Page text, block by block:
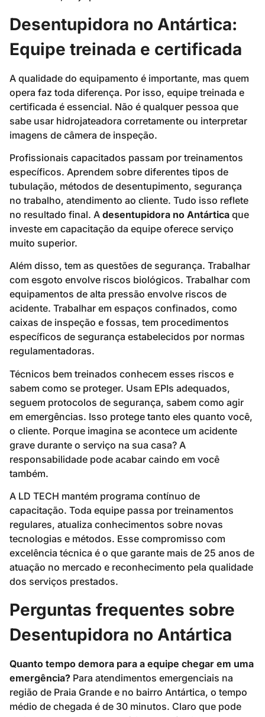
Desentupidora no Antártica:
Equipe treinada e certificada
A qualidade do equipamento é importante, mas quem
opera faz toda diferença. Por isso, equipe treinada e
certificada é essencial. Não é qualquer pessoa que
sabe usar hidrojateadora corretamente ou interpretar
imagens de câmera de inspeção.
Profissionais capacitados passam por treinamentos
específicos. Aprendem sobre diferentes tipos de
tubulação, métodos de desentupimento, segurança
no trabalho, atendimento ao cliente. Tudo isso reflete
no resultado final. A desentupidora no Antártica que
investe em capacitação da equipe oferece serviço
muito superior.
Além disso, tem as questões de segurança. Trabalhar
com esgoto envolve riscos biológicos. Trabalhar com
equipamentos de alta pressão envolve riscos de
acidente. Trabalhar em espaços confinados, como
caixas de inspeção e fossas, tem procedimentos
específicos de segurança estabelecidos por normas
regulamentadoras.
Técnicos bem treinados conhecem esses riscos e
sabem como se proteger. Usam EPIs adequados,
seguem protocolos de segurança, sabem como agir
em emergências. Isso protege tanto eles quanto você,
o cliente. Porque imagina se acontece um acidente
grave durante o serviço na sua casa? A
responsabilidade pode acabar caindo em você
também.
A LD TECH mantém programa contínuo de
capacitação. Toda equipe passa por treinamentos
regulares, atualiza conhecimentos sobre novas
tecnologias e métodos. Esse compromisso com
excelência técnica é o que garante mais de 25 anos de
atuação no mercado e reconhecimento pela qualidade
dos serviços prestados.
Perguntas frequentes sobre
Desentupidora no Antártica
Quanto tempo demora para a equipe chegar em uma
emergência? Para atendimentos emergenciais na
região de Praia Grande e no bairro Antártica, o tempo
médio de chegada é de 30 minutos. Claro que pode